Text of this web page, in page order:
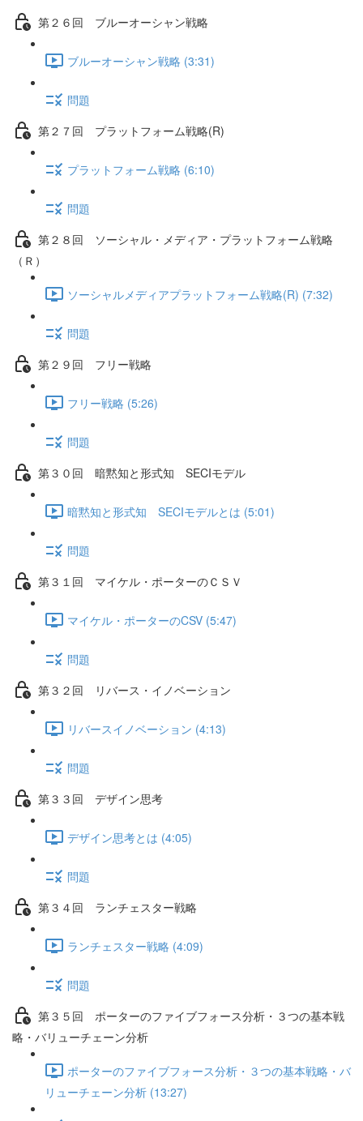
第２６回 ブルーオーシャン戦略
ブルーオーシャン戦略 (3:31)
問題
第２７回 プラットフォーム戦略(R)
プラットフォーム戦略 (6:10)
問題
第２８回 ソーシャル・メディア・プラットフォーム戦略
（Ｒ）
ソーシャルメディアプラットフォーム戦略(R) (7:32)
問題
第２９回 フリー戦略
フリー戦略 (5:26)
問題
第３０回 暗黙知と形式知 SECIモデル
暗黙知と形式知 SECIモデルとは (5:01)
問題
第３１回 マイケル・ポーターのＣＳＶ
マイケル・ポーターのCSV (5:47)
問題
第３２回 リバース・イノベーション
リバースイノベーション (4:13)
問題
第３３回 デザイン思考
デザイン思考とは (4:05)
問題
第３４回 ランチェスター戦略
ランチェスター戦略 (4:09)
問題
第３５回 ポーターのファイブフォース分析・３つの基本戦
略・バリューチェーン分析
ポーターのファイブフォース分析・３つの基本戦略・バ
リューチェーン分析 (13:27)